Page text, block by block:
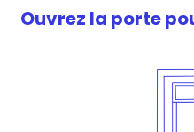
Ouvrez la porte